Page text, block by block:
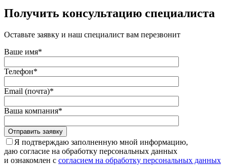
Получить консультацию специалиста
Оставьте заявку и наш специалист вам перезвонит
Ваше имя*
Телефон*
Email (почта)*
Ваша компания*
Отправить заявку
Я подтверждаю заполненную мной информацию,
даю согласие на обработку персональных данных
и ознакомлен с согласием на обработку персональных данных